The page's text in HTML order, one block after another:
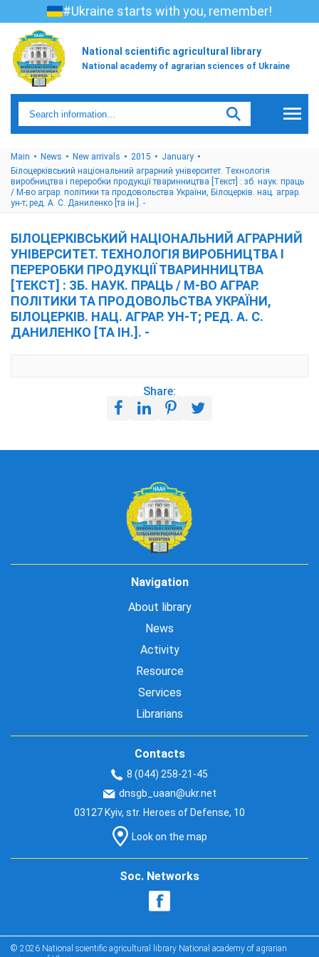
#Ukraine starts with you, remember!
National scientific agricultural library
National academy of agrarian sciences of Ukraine
Main News New arrivals 2015
January
Білоцерківський національний аграрний університет. Технологія
виробництва і переробки продукції тваринництва [Текст] : зб. наук. праць
/ М-во аграр. політики та продовольства України, Білоцерків. нац. аграр.
ун-т; ред. А. С. Даниленко [та ін.]. -
БІЛОЦЕРКІВСЬКИЙ НАЦІОНАЛЬНИЙ АГРАРНИЙ
УНІВЕРСИТЕТ. ТЕХНОЛОГІЯ ВИРОБНИЦТВА І
ПЕРЕРОБКИ ПРОДУКЦІЇ ТВАРИННИЦТВА
[ТЕКСТ] : ЗБ. НАУК. ПРАЦЬ / М-ВО АГРАР.
ПОЛІТИКИ ТА ПРОДОВОЛЬСТВА УКРАЇНИ,
БІЛОЦЕРКІВ. НАЦ. АГРАР. УН-Т; РЕД. А. С.
ДАНИЛЕНКО [ТА ІН.]. -
Share:
Navigation
About library
News
Activity
Resource
Services
Librarians
Contacts
8 (044) 258-21-45
dnsgb_uaan@ukr.net
03127 Kyiv, str. Heroes of Defense, 10
Look on the map
Soc. Networks
© 2026 National scientific agricultural library National academy of agrarian